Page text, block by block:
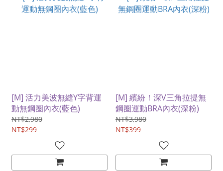
[M] 活力美波無縫Y字背運
動無鋼圈內衣(藍色)
NT$2,980
NT$299
[M] 繽紛！深V三角拉提無
鋼圈運動BRA內衣(深粉)
NT$3,980
NT$399